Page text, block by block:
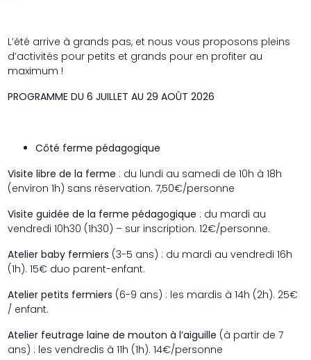
L’été arrive à grands pas, et nous vous proposons pleins
d’activités pour petits et grands pour en profiter au
maximum !
PROGRAMME DU 6 JUILLET AU 29 AOÛT 2026
Côté ferme pédagogique
Visite libre de la ferme : du lundi au samedi de 10h à 18h
(environ 1h) sans réservation. 7,50€/personne
Visite guidée de la ferme pédagogique : du mardi au
vendredi 10h30 (1h30) – sur inscription. 12€/personne.
Atelier baby fermiers (3-5 ans) : du mardi au vendredi 16h
(1h). 15€ duo parent-enfant.
Atelier petits fermiers (6-9 ans) : les mardis à 14h (2h). 25€
/ enfant.
Atelier feutrage laine de mouton à l’aiguille (à partir de 7
ans) : les vendredis à 11h (1h). 14€/personne